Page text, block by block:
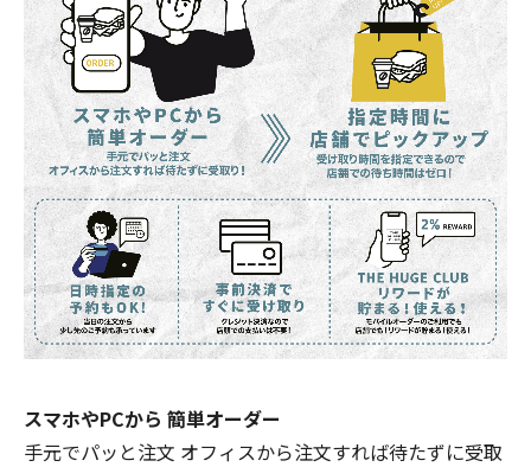
スマホやPCから 簡単オーダー
手元でパッと注文 オフィスから注文すれば待たずに受取